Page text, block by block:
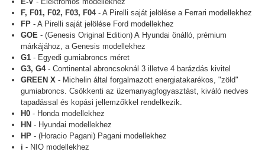
F, F01, F02, F03, F04- A Pirelli saját jelölése a Ferrari modellekhez
FP - A Pirelli saját jelölése Ford modellekhez
GOE - (Genesis Original Edition) A Hyundai önálló, prémium
márkájához, a Genesis modellekhez
G1 - Egyedi gumiabroncs méret
G3, G4- Continental abroncsoknál 3 illetve 4 barázdás kivitel
GREEN X - Michelin által forgalmazott energiatakarékos, "zöld"
gumiabroncs. Csökkenti az üzemanyagfogyasztást, kiváló nedves
tapadással és kopási jellemzőkkel rendelkezik.
H0 - Honda modellekhez
HN - Hyundai modellekhez
HP - (Horacio Pagani) Pagani modellekhez
i - NIO modellekhez